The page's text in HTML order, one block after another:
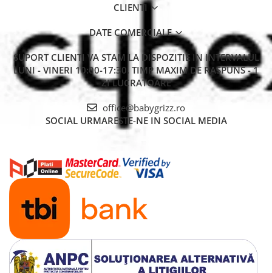
CLIENTI
DATE COMERCIALE
SUPORT CLIENTI VA STAM LA DISPOZITIE IN INTERVALUL
LUNI - VINERI 10:00-17:30. TIMP MAXIM DE RASPUNS - 1
ZI LUCRATOARE
office@babygrizz.ro
SOCIAL URMARESTE-NE IN SOCIAL MEDIA